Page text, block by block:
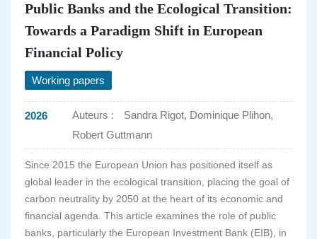
Public Banks and the Ecological Transition:
Towards a Paradigm Shift in European
Financial Policy
Working papers
2026 Auteurs :
Sandra Rigot, Dominique Plihon,
Robert Guttmann
Since 2015 the European Union has positioned itself as
global leader in the ecological transition, placing the goal of
carbon neutrality by 2050 at the heart of its economic and
financial agenda. This article examines the role of public
banks, particularly the European Investment Bank (EIB), in